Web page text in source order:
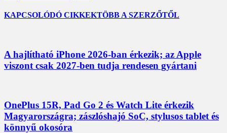
KAPCSOLÓDÓ CIKKEKTÖBB A SZERZŐTŐL
A hajlítható iPhone 2026-ban érkezik; az Apple
viszont csak 2027-ben tudja rendesen gyártani
OnePlus 15R, Pad Go 2 és Watch Lite érkezik
Magyarországra; zászlóshajó SoC, stylusos tablet és
könnyű okosóra